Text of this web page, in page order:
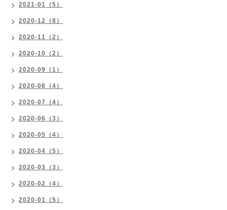
2021-01（5）
2020-12（8）
2020-11（2）
2020-10（2）
2020-09（1）
2020-08（4）
2020-07（4）
2020-06（3）
2020-05（4）
2020-04（5）
2020-03（3）
2020-02（4）
2020-01（5）